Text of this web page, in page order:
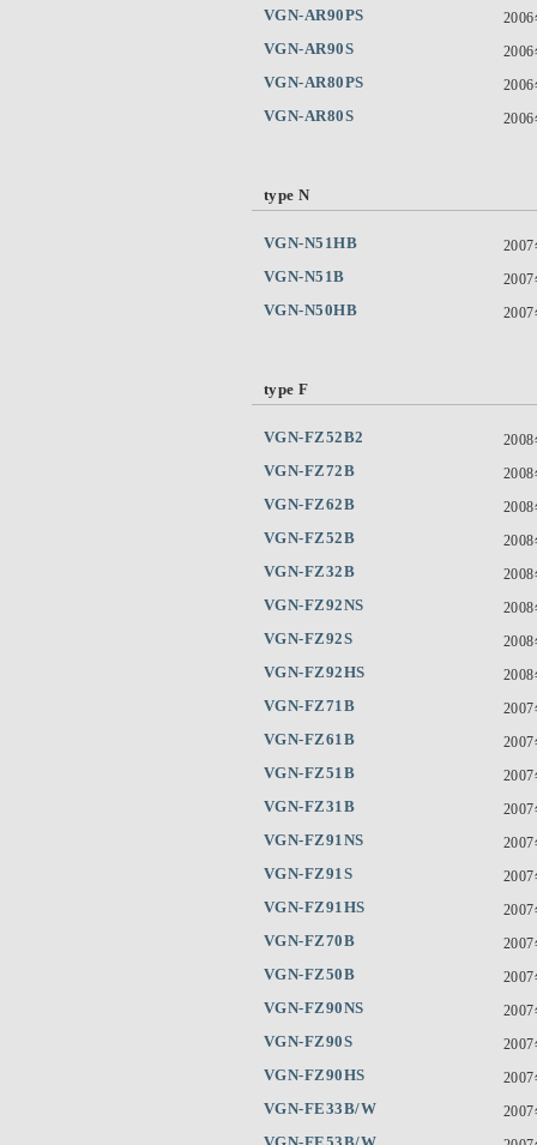
VGN-AR90PS
VGN-AR90S
VGN-AR80PS
VGN-AR80S
type N
VGN-N51HB
VGN-N51B
VGN-N50HB
type F
VGN-FZ52B2
VGN-FZ72B
VGN-FZ62B
VGN-FZ52B
VGN-FZ32B
VGN-FZ92NS
VGN-FZ92S
VGN-FZ92HS
VGN-FZ71B
VGN-FZ61B
VGN-FZ51B
VGN-FZ31B
VGN-FZ91NS
VGN-FZ91S
VGN-FZ91HS
VGN-FZ70B
VGN-FZ50B
VGN-FZ90NS
VGN-FZ90S
VGN-FZ90HS
VGN-FE33B/W